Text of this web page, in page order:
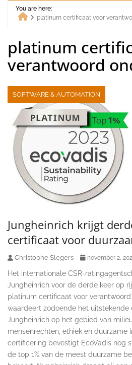
You are here:
platinum certificaat voor
platinum
verantwoord
SOFTWARE & AUTOMATION
Jungheinrich krijgt
certificaat voor
Christophe Slegers november 2,
Het internationale CSR-
Jungheinrich voor de derde keer op
platinum certificaat voor
waardeert zodoende het uitstekende
Jungheinrich op het gebied van
mensenrechten, ethiek en duurzame
certificering bevestigt EcoVadis nog
de top 1% van de meest duurzame